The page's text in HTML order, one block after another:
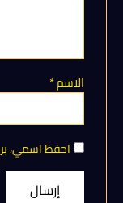
الاسم*
احفظ اسمي،